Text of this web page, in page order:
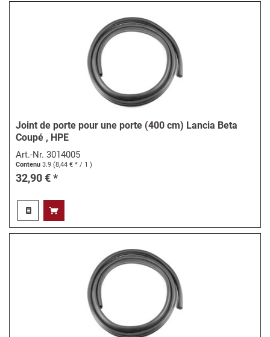
Joint de porte pour une porte (400 cm) Lancia Beta
Coupé , HPE
Art.-Nr.3014005
Contenu3.9(8,44 € * / 1 )
32,90 € *